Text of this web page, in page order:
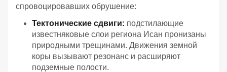
спровоцировавших обрушение:
Тектонические сдвиги: подстилающие
известняковые слои региона Исан пронизаны
природными трещинами. Движения земной
коры вызывают резонанс и расширяют
подземные полости.